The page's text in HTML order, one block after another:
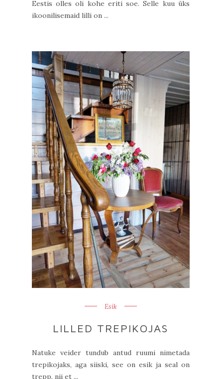
Eestis olles oli kohe eriti soe. Selle kuu üks
ikoonilisemaid lilli on ...
Esik
LILLED TREPIKOJAS
Natuke veider tundub antud ruumi nimetada
trepikojaks, aga siiski, see on esik ja seal on
trepp, nii et ...